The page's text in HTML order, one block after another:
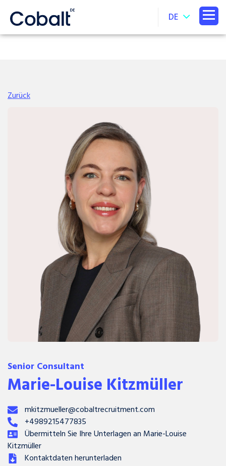
DE
Zurück
Senior Consultant
Marie-Louise Kitzmüller
mkitzmueller@cobaltrecruitment.com
+4989215477835
Übermitteln Sie Ihre Unterlagen an Marie-Louise
Kitzmüller
Kontaktdaten herunterladen